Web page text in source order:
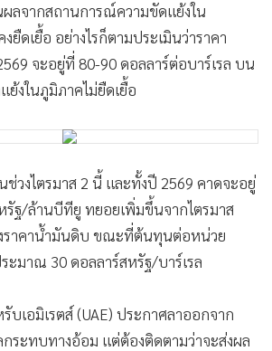
ผลจากสถานการณ์ความขัดแย้งใน
ยืดเยื้อ อย่างไรก็ตามประเมินว่าราคา
จะอยู่ที่ 80-90 ดอลลาร์ต่อบาร์เรล บน
งในภูมิภาคไม่ยืดเยื้อ
ช่วงไตรมาส 2 นี้ และทั้งปี 2569 คาดจะอยู่
รัฐ/ล้านบีทียู ทยอยเพิ่มขึ้นจากไตรมาส
ราคาน้ำมันดิบ ขณะที่ต้นทุนต่อหน่วย
ะมาณ 30 ดอลลาร์สหรัฐ/บาร์เรล
เอมิเรตส์ (UAE) ประกาศลาออกจาก
กระทบทางอ้อม แต่ต้องติดตามว่าจะส่งผล